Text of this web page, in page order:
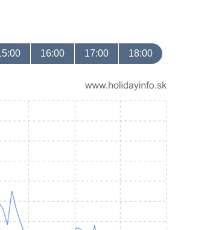
16:00 17:00 18:00